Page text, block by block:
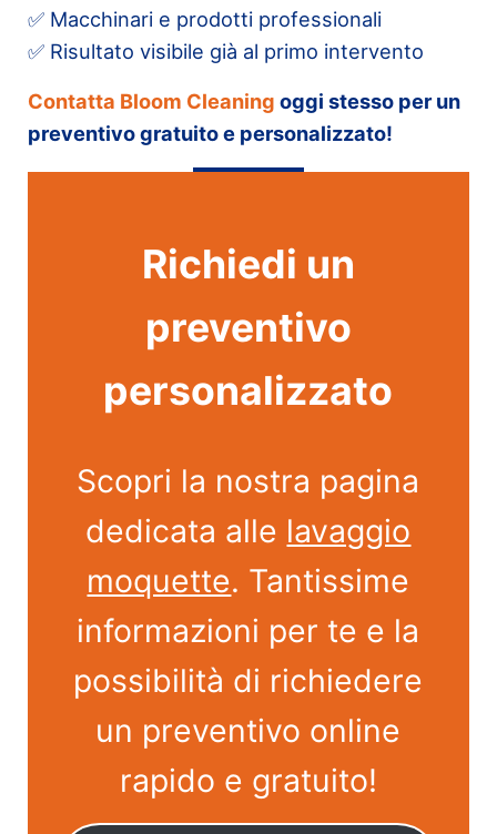
✅ Macchinari e prodotti professionali
✅ Risultato visibile già al primo intervento
Contatta Bloom Cleaning oggi stesso per un
preventivo gratuito e personalizzato!
Richiedi un
preventivo
personalizzato
Scopri la nostra pagina
dedicata alle lavaggio
moquette. Tantissime
informazioni per te e la
possibilità di richiedere
un preventivo online
rapido e gratuito!